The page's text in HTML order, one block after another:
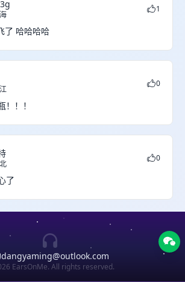
1
了 哈哈哈哈
0
！！！
0
了
dangyaming@outlook.com
EarsOnMe. All rights reserved.